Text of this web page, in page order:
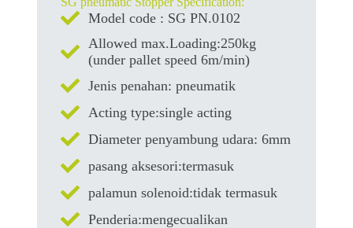
Model code : SG PN.0102
Allowed max.Loading:250kg
(under pallet speed 6m/min)
Jenis penahan: pneumatik
Acting type:single acting
Diameter penyambung udara: 6mm
pasang aksesori:termasuk
palamun solenoid:tidak termasuk
Penderia:mengecualikan